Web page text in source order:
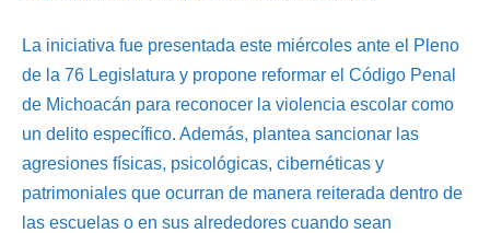
La iniciativa fue presentada este miércoles ante el Pleno
de la 76 Legislatura y propone reformar el Código Penal
de Michoacán para reconocer la violencia escolar como
un delito específico. Además, plantea sancionar las
agresiones físicas, psicológicas, cibernéticas y
patrimoniales que ocurran de manera reiterada dentro de
las escuelas o en sus alrededores cuando sean